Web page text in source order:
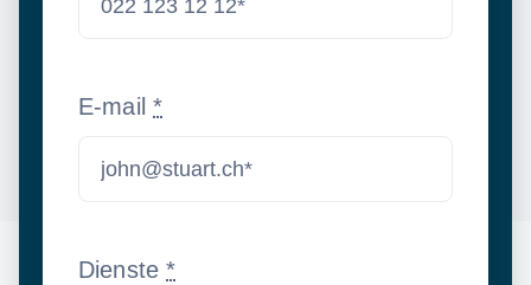
E-mail*
Dienste*